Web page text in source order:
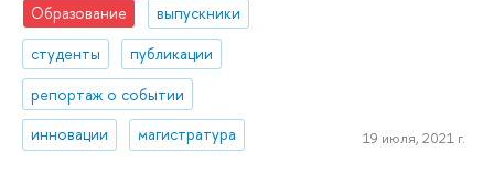
Образование
выпускники
студенты
публикации
репортаж о событии
инновации
магистратура 19 июля, 2021 г.